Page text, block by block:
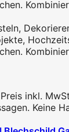
Preis inkl.
Keine